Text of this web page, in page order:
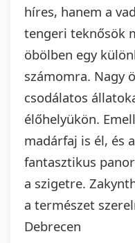
híres, hanem a
tengeri teknősök
öbölben egy
számomra. Nagy
csodálatos
élőhelyükön.
madárfaj is él, és
fantasztikus
a szigetre.
a természet
Debrecen